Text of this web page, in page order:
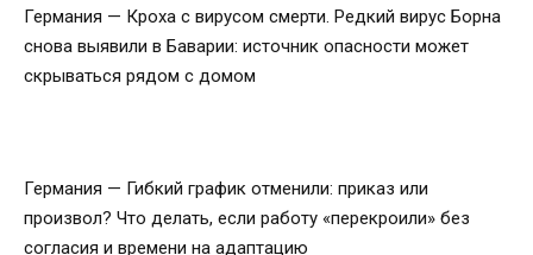
Германия — Кроха с вирусом смерти. Редкий вирус Борна
снова выявили в Баварии: источник опасности может
скрываться рядом с домом
Германия — Гибкий график отменили: приказ или
произвол? Что делать, если работу «перекроили» без
согласия и времени на адаптацию